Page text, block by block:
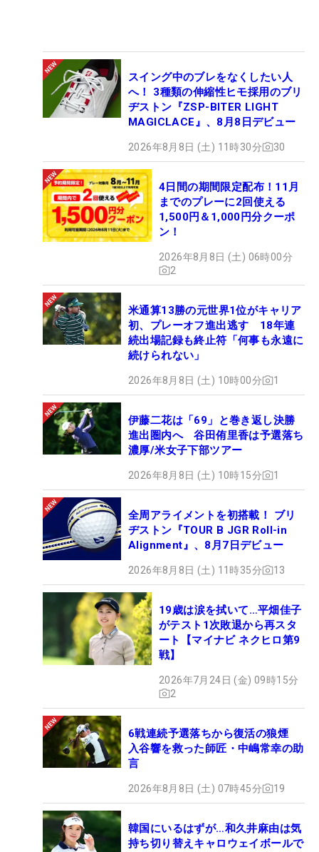
スイング中のブレをなくしたい人
へ！ 3種類の伸縮性ヒモ採用のブリ
ヂストン『ZSP-BITER LIGHT
MAGICLACE』、8月8日デビュー
2026年8月8日 (土) 11時30分 30
4日間の期間限定配布！11月
までのプレーに2回使える
1,500円＆1,000円分クーポ
ン！
2026年8月8日 (土) 06時00分
2
米通算13勝の元世界1位がキャリア
初、プレーオフ進出逃す 18年連
続出場記録も終止符「何事も永遠に
続けられない」
2026年8月8日 (土) 10時00分 1
伊藤二花は「69」と巻き返し決勝
進出圏内へ 谷田侑里香は予選落ち
濃厚/米女子下部ツアー
2026年8月8日 (土) 10時15分 1
全周アライメントを初搭載！ ブリ
ヂストン『TOUR B JGR Roll-in
Alignment』、8月7日デビュー
2026年8月8日 (土) 11時35分 13
19歳は涙を拭いて…平畑佳子
がテスト1次敗退から再スタ
ート【マイナビ ネクヒロ第9
戦】
2026年7月24日 (金) 09時15分
2
6戦連続予選落ちから復活の狼煙
入谷響を救った師匠・中嶋常幸の助
言
2026年8月8日 (土) 07時45分 19
韓国にいるはずが…和久井麻由は気
持ち切り替えキャロウェイボールで